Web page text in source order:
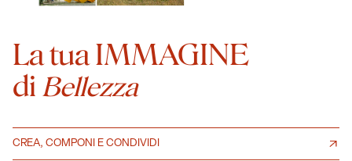
La tua IMMAGINE
di Bellezza
CREA, COMPONI E CONDIVIDI